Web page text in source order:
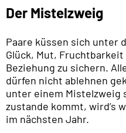
Der Mistelzweig
Paare küssen sich unter
Glück, Mut,
Beziehung zu sichern.
dürfen nicht ablehnen
unter einem Mistelzweig
zustande kommt, wird’s
im nächsten Jahr.